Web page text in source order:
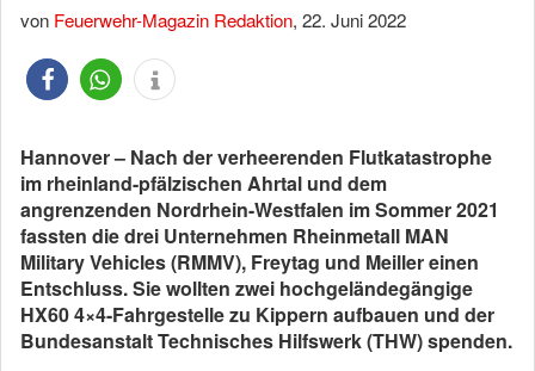
von Feuerwehr-Magazin Redaktion, 22. Juni 2022
Hannover – Nach der verheerenden Flutkatastrophe
im rheinland-pfälzischen Ahrtal und dem
angrenzenden Nordrhein-Westfalen im Sommer 2021
fassten die drei Unternehmen Rheinmetall MAN
Military Vehicles (RMMV), Freytag und Meiller einen
Entschluss. Sie wollten zwei hochgeländegängige
HX60 4×4-Fahrgestelle zu Kippern aufbauen und der
Bundesanstalt Technisches Hilfswerk (THW) spenden.